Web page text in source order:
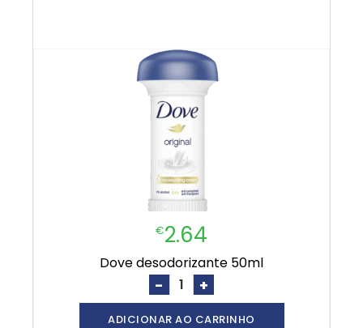
€2.64
dove desodorizante 50ml
- +
ADICIONAR AO CARRINHO